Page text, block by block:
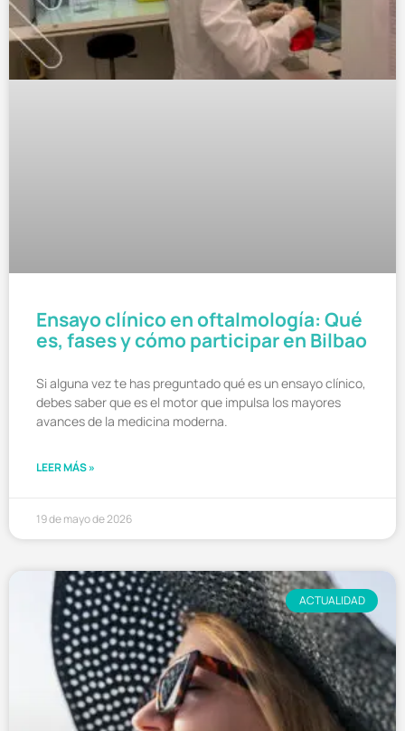
Ensayo clínico en oftalmología: Qué
es, fases y cómo participar en Bilbao
Si alguna vez te has preguntado qué es un ensayo clínico,
debes saber que es el motor que impulsa los mayores
avances de la medicina moderna.
LEER MÁS »
19 de mayo de 2026
ACTUALIDAD